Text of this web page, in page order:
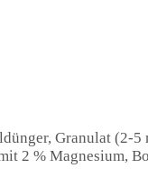
Granulat (2-5
2 % Magnesium,